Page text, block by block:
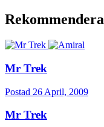
Mr Trek
Postad 26 April, 2009
Mr Trek